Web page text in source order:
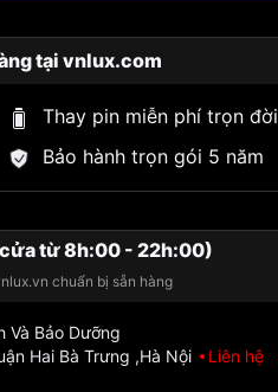
tại vnlux.com
Thay pin miễn phí trọn đời
Bảo hành trọn gói 5 năm
từ 8h:00 - 22h:00)
chuẩn bị sẵn hàng
Và Bảo Dưỡng
Hai Bà Trưng ,Hà Nội
Liên hệ